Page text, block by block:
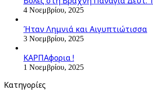
4 Νοεμβρίου, 2025
Ήταν Λημνιά και Αιγυπτιώτισσα
3 Νοεμβρίου, 2025
ΚΑΡΠΑφορια !
1 Νοεμβρίου, 2025
Kατηγορίες